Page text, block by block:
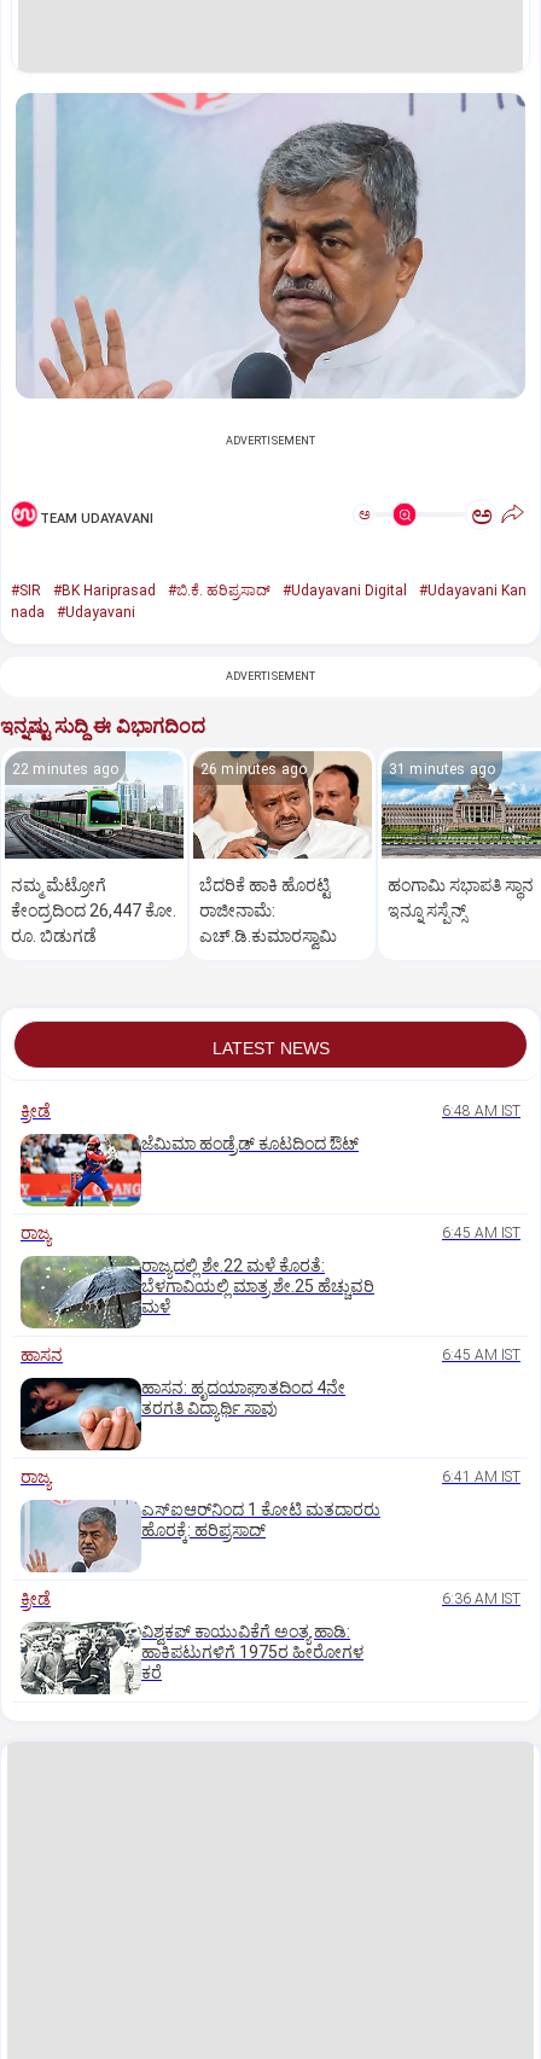
ADVERTISEMENT
TEAM UDAYAVANI ಅ ಅ
#SIR #BK Hariprasad #ಬಿ.ಕೆ. ಹರಿಪ್ರಸಾದ್‌ #Udayavani Digital
#Udayavani Kan
nada
#Udayavani
ADVERTISEMENT
ಇನ್ನಷ್ಟು ಸುದ್ದಿ ಈ ವಿಭಾಗದಿಂದ
22 minutes ago
ನಮ್ಮ ಮೆಟ್ರೋಗೆ
ಕೇಂದ್ರದಿಂದ 26,447 ಕೋ.
ರೂ. ಬಿಡುಗಡೆ
26 minutes ago
ಬೆದರಿಕೆ ಹಾಕಿ ಹೊರಟ್ಟಿ
ರಾಜೀನಾಮೆ:
ಎಚ್‌.ಡಿ.ಕುಮಾರಸ್ವಾಮಿ
31 minutes ago
ಹಂಗಾಮಿ ಸಭಾಪತಿ ಸ್ಥಾನ
ಇನ್ನೂ ಸಸ್ಪೆನ್ಸ್‌
LATEST NEWS
ಕ್ರೀಡೆ 6:48 AM IST
ಜೆಮಿಮಾ ಹಂಡ್ರೆಡ್‌ ಕೂಟದಿಂದ ಔಟ್‌
ರಾಜ್ಯ 6:45 AM IST
ರಾಜ್ಯದಲ್ಲಿ ಶೇ.22 ಮಳೆ ಕೊರತೆ:
ಬೆಳಗಾವಿಯಲ್ಲಿ ಮಾತ್ರ ಶೇ.25 ಹೆಚ್ಚುವರಿ
ಮಳೆ
ಹಾಸನ 6:45 AM IST
ಹಾಸನ: ಹೃದಯಾಘಾತದಿಂದ 4ನೇ
ತರಗತಿ ವಿದ್ಯಾರ್ಥಿ ಸಾವು
ರಾಜ್ಯ 6:41 AM IST
ಎಸ್‌ಐಆರ್‌ನಿಂದ 1 ಕೋಟಿ ಮತದಾರರು
ಹೊರಕ್ಕೆ: ಹರಿಪ್ರಸಾದ್‌
ಕ್ರೀಡೆ 6:36 AM IST
ವಿಶ್ವಕಪ್‌ ಕಾಯುವಿಕೆಗೆ ಅಂತ್ಯ ಹಾಡಿ:
ಹಾಕಿಪಟುಗಳಿಗೆ 1975ರ ಹೀರೋಗಳ
ಕರೆ